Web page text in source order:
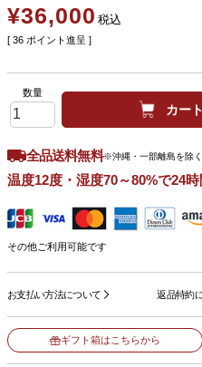
¥36,000 税込
[ 36 ポイント進呈 ]
カー
全品送料無料※沖縄・一部離島を除く
温度12度・湿度70～80%で24
その他ご利用可能です
お支払い方法について 返品特約
ギフト箱はこちらから